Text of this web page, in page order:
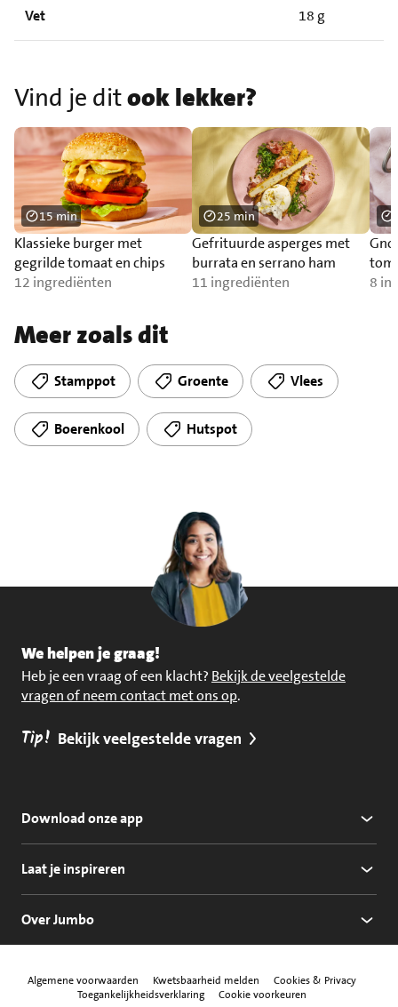
Vet 18 g
Vind je ditook lekker?
Klassieke burger met
gegrilde tomaat en chips
12 ingrediënten
15 min
Gefrituurde asperges met
burrata en serrano ham
11 ingrediënten
25 min
zalm
8
Meer zoals dit
Stamppot Groente Vlees
Boerenkool Hutspot
We helpen je graag!
Heb je een vraag of een klacht? Bekijk de veelgestelde
vragen of neem contact met ons op.
Tip! Bekijk veelgestelde vragen
Download onze app
Laat je inspireren
Over Jumbo
Algemene voorwaarden Kwetsbaarheid melden
Cookies & Privacy
Toegankelijkheidsverklaring
Cookie voorkeuren